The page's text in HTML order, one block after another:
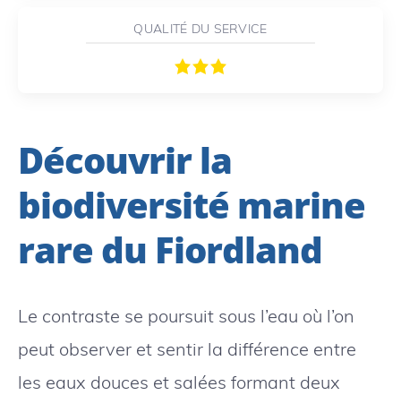
QUALITÉ DU SERVICE
Découvrir la
biodiversité marine
rare du Fiordland
Le contraste se poursuit sous l’eau où l’on
peut observer et sentir la différence entre
les eaux douces et salées formant deux